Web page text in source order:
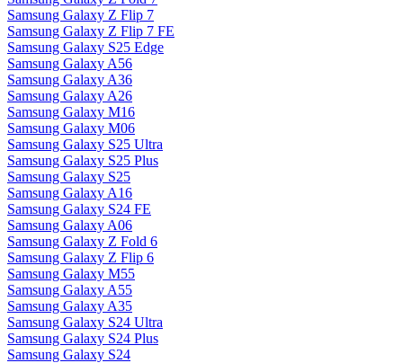
Samsung Galaxy Z Flip 7
Samsung Galaxy Z Flip 7 FE
Samsung Galaxy S25 Edge
Samsung Galaxy A56
Samsung Galaxy A36
Samsung Galaxy A26
Samsung Galaxy M16
Samsung Galaxy M06
Samsung Galaxy S25 Ultra
Samsung Galaxy S25 Plus
Samsung Galaxy S25
Samsung Galaxy A16
Samsung Galaxy S24 FE
Samsung Galaxy A06
Samsung Galaxy Z Fold 6
Samsung Galaxy Z Flip 6
Samsung Galaxy M55
Samsung Galaxy A55
Samsung Galaxy A35
Samsung Galaxy S24 Ultra
Samsung Galaxy S24 Plus
Samsung Galaxy S24